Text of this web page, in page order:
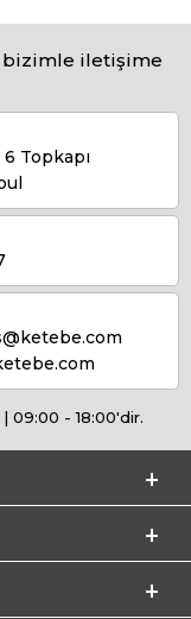
iletişime
Topkapı
09:00 - 18:00'dir.